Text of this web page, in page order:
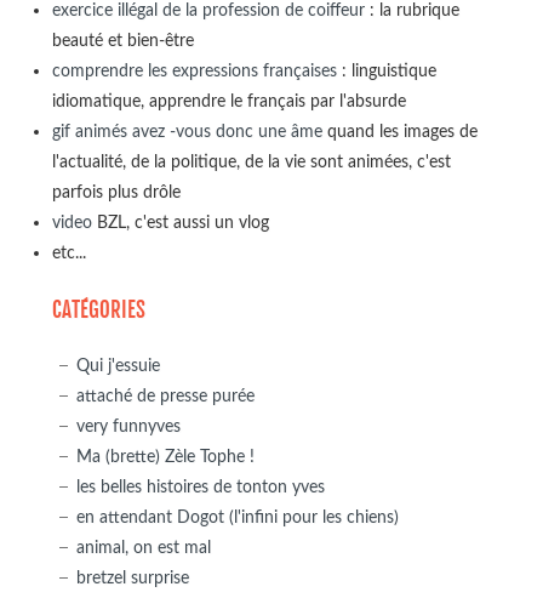
exercice illégal de la profession de coiffeur: la rubrique
beauté et bien-être
comprendre les expressions françaises: linguistique
idiomatique, apprendre le français par l'absurde
gif animés avez -vous donc une âmequand les images de
l'actualité, de la politique, de la vie sont animées, c'est
parfois plus drôle
videoBZL, c'est aussi un vlog
etc...
CATÉGORIES
Qui j'essuie
attaché de presse purée
very funnyves
Ma (brette) Zèle Tophe !
les belles histoires de tonton yves
en attendant Dogot (l'infini pour les chiens)
animal, on est mal
bretzel surprise